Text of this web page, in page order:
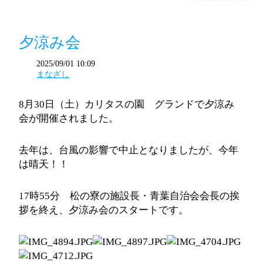
夕涼み会
2025/09/01 10:09
まなざし
8月30日（土）カリタスの園 グランドで夕涼み
会が開催されました。
去年は、台風の影響で中止となりましたが、今年
は晴天！！
17時55分 松の寮の施設長・青葉自治会会長の挨
拶を終え、夕涼み会のスタートです。